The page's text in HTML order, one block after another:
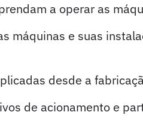
a operar as
máquinas e suas
desde a
de acionamento e